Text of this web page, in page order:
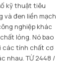
kỹ thuật tiêu
và đen liền mạch
nghiệp khác
lỏng. Nó bao
các tính chất cơ
nhau. TỪ 2448 /